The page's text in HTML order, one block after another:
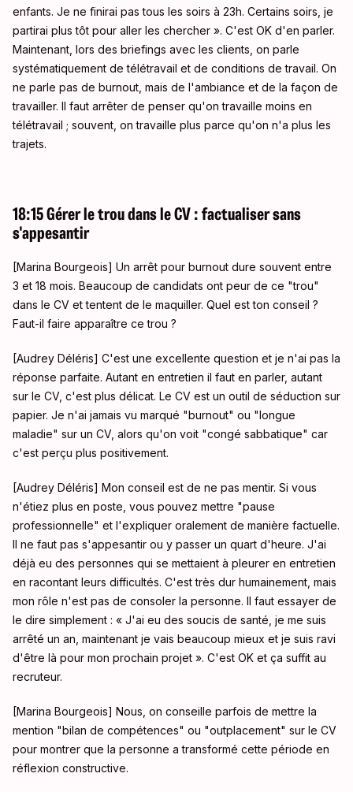
enfants. Je ne finirai pas tous les soirs à 23h. Certains soirs, je
partirai plus tôt pour aller les chercher ». C'est OK d'en parler.
Maintenant, lors des briefings avec les clients, on parle
systématiquement de télétravail et de conditions de travail. On
ne parle pas de burnout, mais de l'ambiance et de la façon de
travailler. Il faut arrêter de penser qu'on travaille moins en
télétravail ; souvent, on travaille plus parce qu'on n'a plus les
trajets.
18:15 Gérer le trou dans le CV : factualiser sans
s'appesantir
[Marina Bourgeois] Un arrêt pour burnout dure souvent entre
3 et 18 mois. Beaucoup de candidats ont peur de ce "trou"
dans le CV et tentent de le maquiller. Quel est ton conseil ?
Faut-il faire apparaître ce trou ?
[Audrey Déléris] C'est une excellente question et je n'ai pas la
réponse parfaite. Autant en entretien il faut en parler, autant
sur le CV, c'est plus délicat. Le CV est un outil de séduction sur
papier. Je n'ai jamais vu marqué "burnout" ou "longue
maladie" sur un CV, alors qu'on voit "congé sabbatique" car
c'est perçu plus positivement.
[Audrey Déléris] Mon conseil est de ne pas mentir. Si vous
n'étiez plus en poste, vous pouvez mettre "pause
professionnelle" et l'expliquer oralement de manière factuelle.
Il ne faut pas s'appesantir ou y passer un quart d'heure. J'ai
déjà eu des personnes qui se mettaient à pleurer en entretien
en racontant leurs difficultés. C'est très dur humainement, mais
mon rôle n'est pas de consoler la personne. Il faut essayer de
le dire simplement : « J'ai eu des soucis de santé, je me suis
arrêté un an, maintenant je vais beaucoup mieux et je suis ravi
d'être là pour mon prochain projet ». C'est OK et ça suffit au
recruteur.
[Marina Bourgeois] Nous, on conseille parfois de mettre la
mention "bilan de compétences" ou "outplacement" sur le CV
pour montrer que la personne a transformé cette période en
réflexion constructive.